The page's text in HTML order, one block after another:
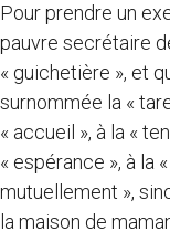
Pour prendre un
pauvre secrétaire
« guichetière », et
surnommée la «
« accueil », à la «
« espérance », à la
mutuellement »,
la maison de